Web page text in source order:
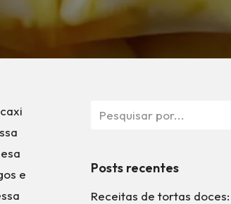
e
Posts recentes
Receitas de tortas